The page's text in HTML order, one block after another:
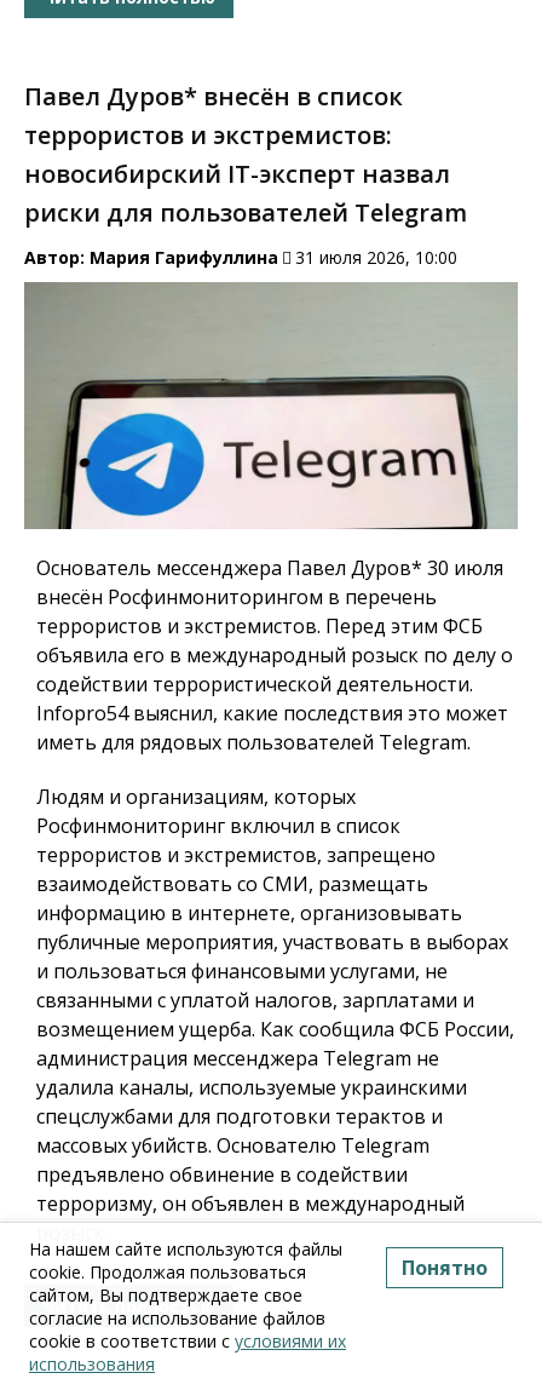
Павел Дуров* внесён в список
террористов и экстремистов:
новосибирский IT-эксперт назвал
риски для пользователей Telegram
Автор: Мария Гарифуллина 31 июля 2026, 10:00
Основатель мессенджера Павел Дуров* 30 июля
внесён Росфинмониторингом в перечень
террористов и экстремистов. Перед этим ФСБ
объявила его в международный розыск по делу о
содействии террористической деятельности.
Infopro54выяснил, какие последствия это может
иметь для рядовых пользователей Telegram.
Людям и организациям, которых
Росфинмониторинг включил в список
террористов и экстремистов, запрещено
взаимодействовать со СМИ, размещать
информацию в интернете, организовывать
публичные мероприятия, участвовать в выборах
и пользоваться финансовыми услугами, не
связанными с уплатой налогов, зарплатами и
возмещением ущерба. Как сообщила ФСБ России,
администрация мессенджера Telegram не
удалила каналы, используемые украинскими
спецслужбами для подготовки терактов и
массовых убийств. Основателю Telegram
предъявлено обвинение в содействии
терроризму, он объявлен в международный
Читать полностью
На нашем сайте используются файлы
cookie. Продолжая пользоваться
сайтом, Вы подтверждаете свое
согласие на использование файлов
cookie в соответствии с условиями их
использования
Понятно